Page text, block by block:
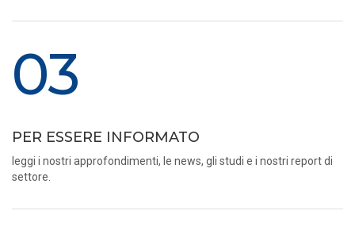
03
PER ESSERE INFORMATO
leggi i nostri approfondimenti, le news, gli studi e i nostri report di
settore.